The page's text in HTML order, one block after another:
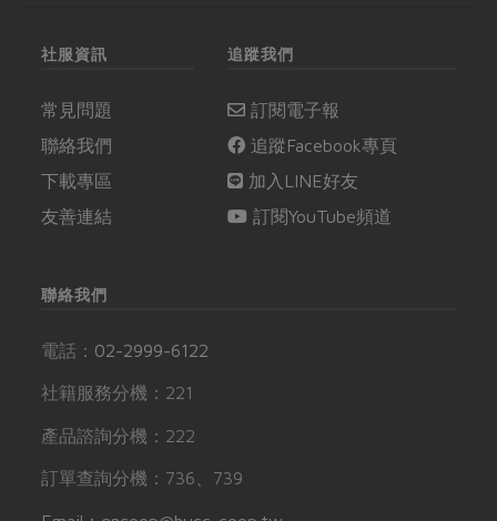
社服資訊
常見問題
聯絡我們
下載專區
友善連結
追蹤我們
訂閱電子報
追蹤Facebook專頁
加入LINE好友
訂閱YouTube頻道
聯絡我們
電話： 02-2999-6122
社籍服務分機：221
產品諮詢分機：222
訂單查詢分機：736、739